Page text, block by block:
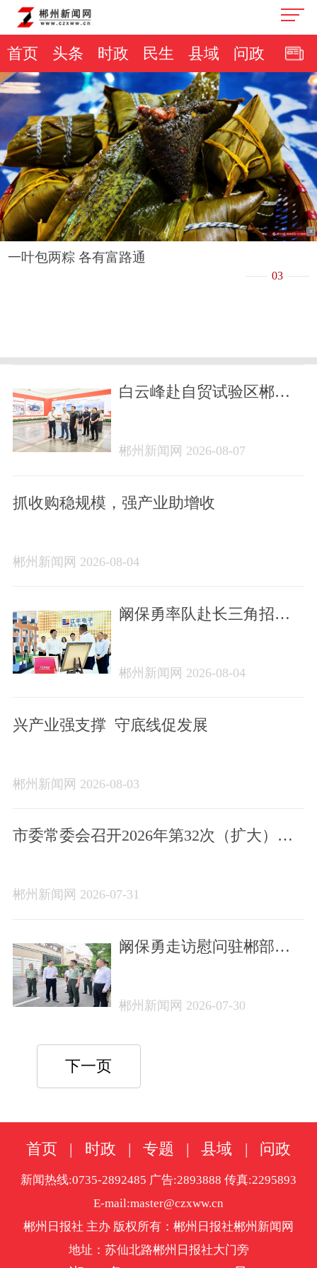
首页 头条 时政 民生 县域 问政
一叶包两粽 各有富路通
03
白云峰赴自贸试验区郴州
郴州新闻网 2026-08-07
抓收购稳规模，强产业助增收
郴州新闻网 2026-08-04
阚保勇率队赴长三角招商
郴州新闻网 2026-08-04
兴产业强支撑 守底线促发展
郴州新闻网 2026-08-03
市委常委会召开2026年第32次（扩大）会
郴州新闻网 2026-07-31
阚保勇走访慰问驻郴部队
郴州新闻网 2026-07-30
下一页
首页 | 时政 | 专题 | 县域 | 问政
新闻热线:0735-2892485 广告:2893888 传真:2295893
E-mail:master@czxww.cn
郴州日报社 主办 版权所有：郴州日报社郴州新闻网
地址：苏仙北路郴州日报社大门旁